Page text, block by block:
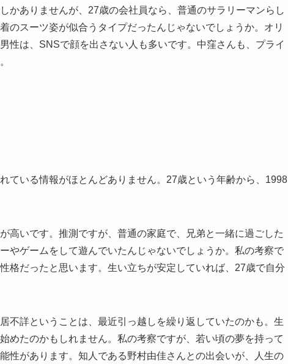
かありませんが、27歳の会社員なら、普通のサラリーマンらし
のスーツ姿が似合うタイプだったんじゃないでしょうか。オリ
性は、SNSで顔を出さない人も多いです。中窪さんも、プライ
ている情報がほとんどありません。27歳という年齢から、1998
高いです。推測ですが、普通の家庭で、兄弟と一緒に過ごした
やゲームをして遊んでいたんじゃないでしょうか。私の考察で
格だったと思います。生い立ちが安定していれば、27歳で自分
不詳ということは、最近引っ越しを繰り返していたのかも。生
めたのかもしれません。私の考察ですが、若い頃の夢を持って
性があります。知人である野村由佳さんとの出会いが、人生の